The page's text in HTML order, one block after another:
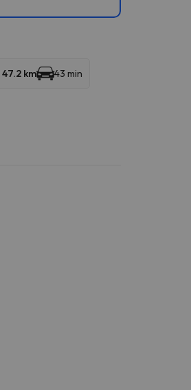
47.2 km 43 min